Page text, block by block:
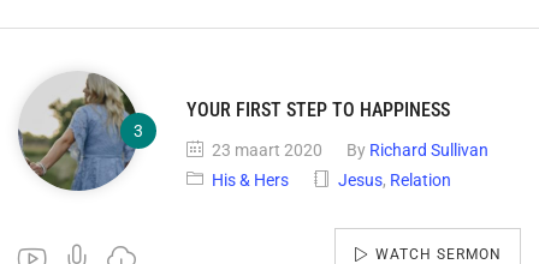
YOUR FIRST STEP TO HAPPINESS
23 maart 2020 By Richard Sullivan
His & Hers
Jesus, Relation
WATCH SERMON